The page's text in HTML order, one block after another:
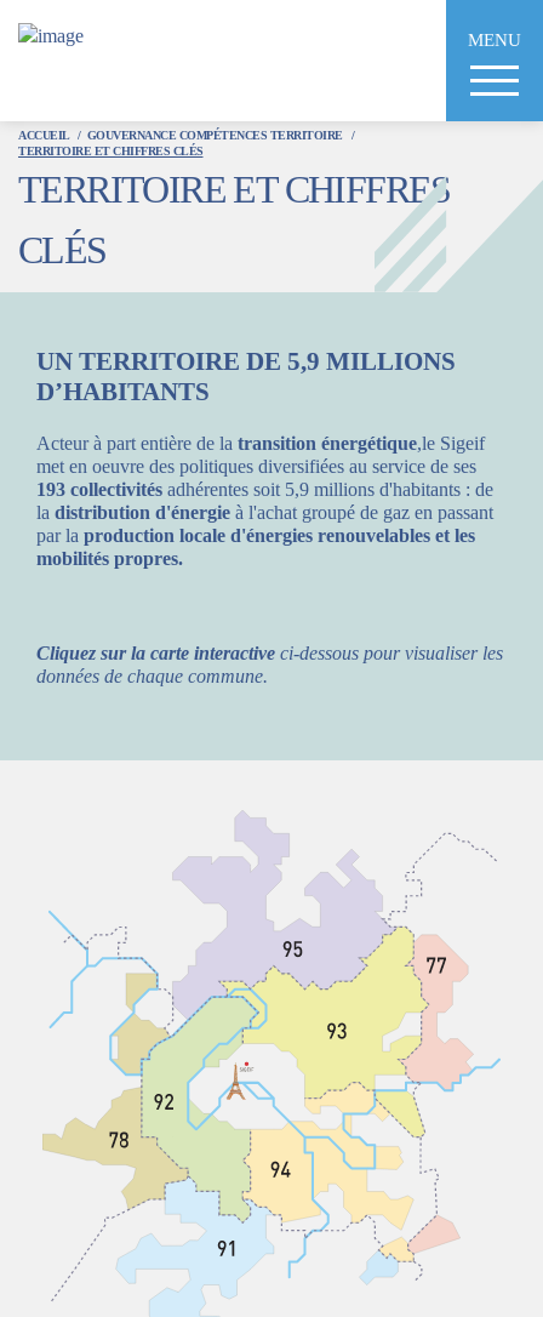
MENU
ACCUEIL
GOUVERNANCE COMPÉTENCES TERRITOIRE
TERRITOIRE ET CHIFFRES CLÉS
TERRITOIRE ET CHIFFRES
CLÉS
UN TERRITOIRE DE 5,9 MILLIONS
D’HABITANTS
Acteur à part entière de la transition énergétique,le Sigeif
met en oeuvre des politiques diversifiées au service de ses
193 collectivités adhérentes soit 5,9 millions d'habitants : de
la distribution d'énergie à l'achat groupé de gaz en passant
par la production locale d'énergies renouvelables et les
mobilités propres.
Cliquez sur la carte interactive ci-dessous pour visualiser les
données de chaque commune.